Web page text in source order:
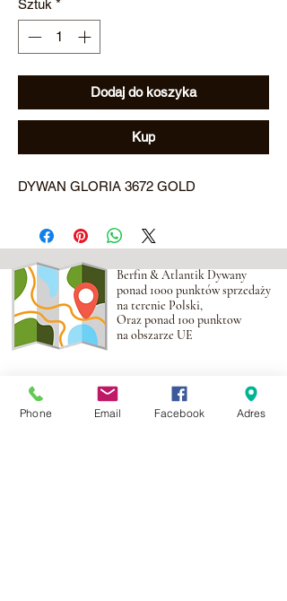
Sztuk *
Dodaj do koszyka
Kup
DYWAN GLORIA 3672 GOLD
Berfin & Atlantik Dywany
ponad 1000 punktów sprzedaży
na terenie Polski,
Oraz ponad 100 punktow
na obszarze UE
Al. Krakowska 2,
Wola Mrokowska 05-552
Phone Email Facebook Adres